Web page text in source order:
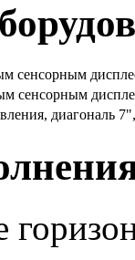
сенсорным
сенсорным
диагональ